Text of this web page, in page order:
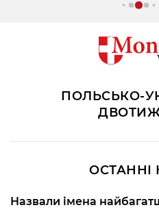
ПОЛЬСЬКО-
Назвали імена